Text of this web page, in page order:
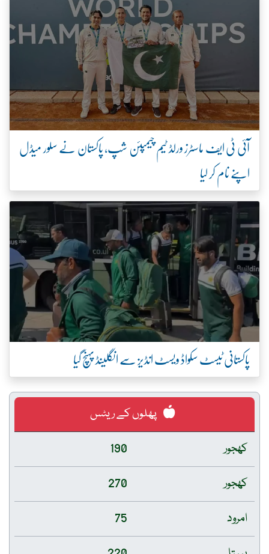
آئی ٹی ایف ماسٹرز ورلڈ ٹیم چیمپئن شپ، پاکستان نے سلور میڈل
اپنے نام کر لیا
پاکستانی ٹیسٹ سکواڈ ویسٹ انڈیز سے انگلینڈ پہنچ گیا
پھلوں کے ریٹس
کھجور
190
کھجور
270
امرود
75